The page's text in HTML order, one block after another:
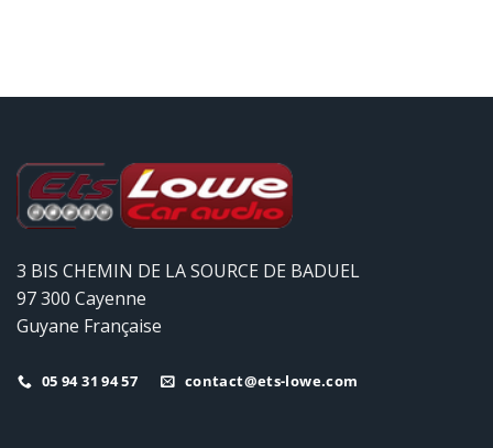
3 BIS CHEMIN DE LA SOURCE DE BADUEL
97 300 Cayenne
Guyane Française
05 94 31 94 57 contact@ets-lowe.com